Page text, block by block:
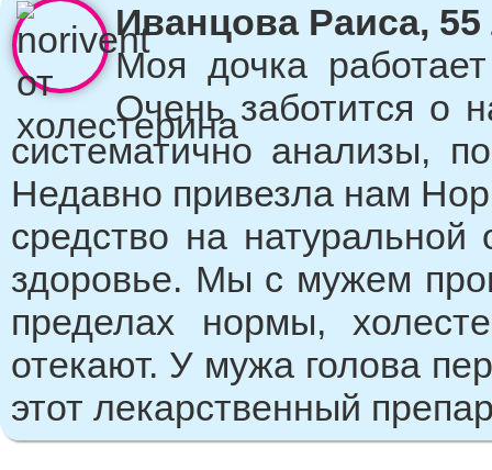
Иванцова Раиса, 55
Моя дочка
Очень заботится о
систематично анализы,
Недавно привезла нам
средство на натуральной
здоровье. Мы с мужем
пределах нормы,
отекают. У мужа голова
этот лекарственный